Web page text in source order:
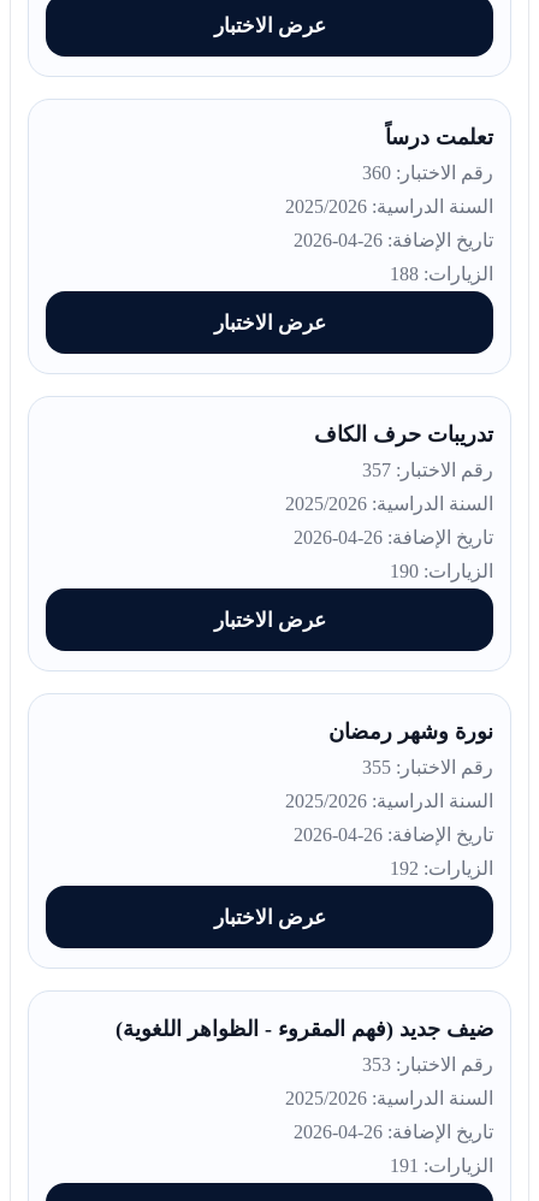
عرض الاختبار
تعلمت درساً
رقم الاختبار: 360
السنة الدراسية: 2025/2026
تاريخ الإضافة: 26-04-2026
الزيارات: 188
عرض الاختبار
تدريبات حرف الكاف
رقم الاختبار: 357
السنة الدراسية: 2025/2026
تاريخ الإضافة: 26-04-2026
الزيارات: 190
عرض الاختبار
نورة وشهر رمضان
رقم الاختبار: 355
السنة الدراسية: 2025/2026
تاريخ الإضافة: 26-04-2026
الزيارات: 192
عرض الاختبار
ضيف جديد (فهم المقروء - الظواهر اللغوية)
رقم الاختبار: 353
السنة الدراسية: 2025/2026
تاريخ الإضافة: 26-04-2026
الزيارات: 191